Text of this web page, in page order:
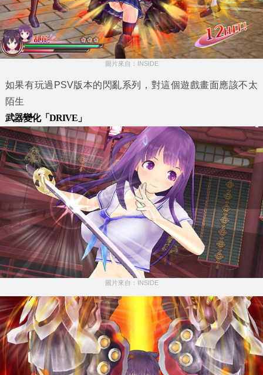
圖片來自：INSIDE
如果有玩過PSV版本的閃亂系列，對這個遊戲畫面應該不太
陌生
武器變化「DRIVE」
圖片來自：INSIDE